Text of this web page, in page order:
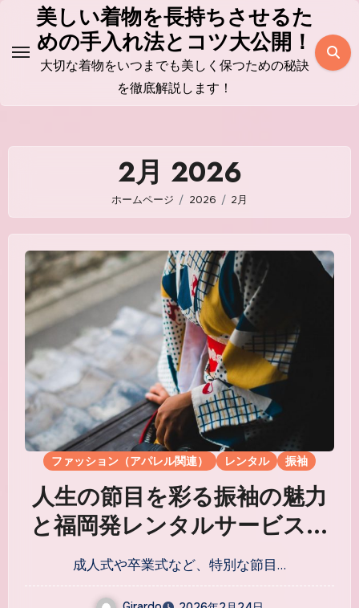
ス
プ
美しい着物を長持ちさせるた
めの手入れ法とコツ大公開！
大切な着物をいつまでも美しく保つための秘訣
を徹底解説します！
2月 2026
ホームページ 2026 2月
ファッション（アパレル関連） レンタル 振袖
人生の節目を彩る振袖の魅力
と福岡発レンタルサービス活
用法
成人式や卒業式など、特別な節目…